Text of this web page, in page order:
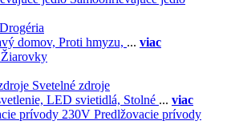
Drogéria
domov, Proti hmyzu, ... viac
Žiarovky
Svetelné zdroje
LED svietidlá, Stolné ... viac
Predlžovacie prívody